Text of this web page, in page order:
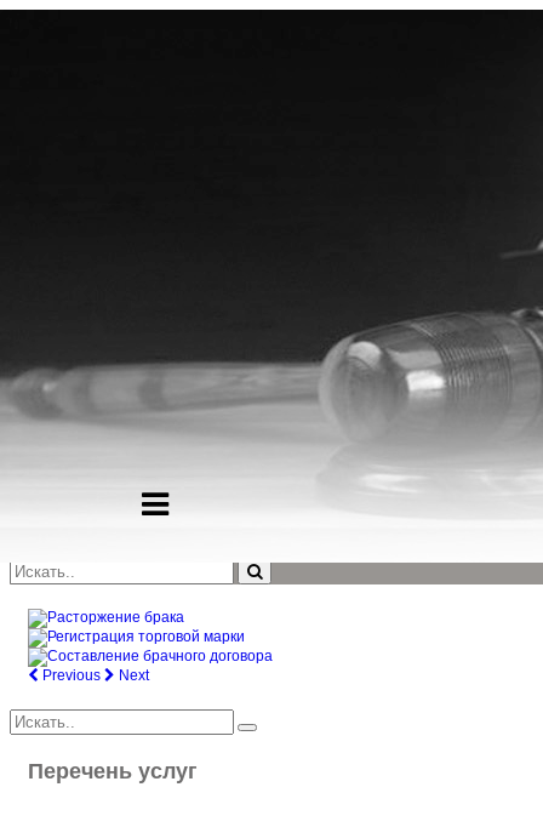
Разрешение споров в
Выезд ребенка за рубеж
Заказать звонок
Previous Next
Перечень услуг